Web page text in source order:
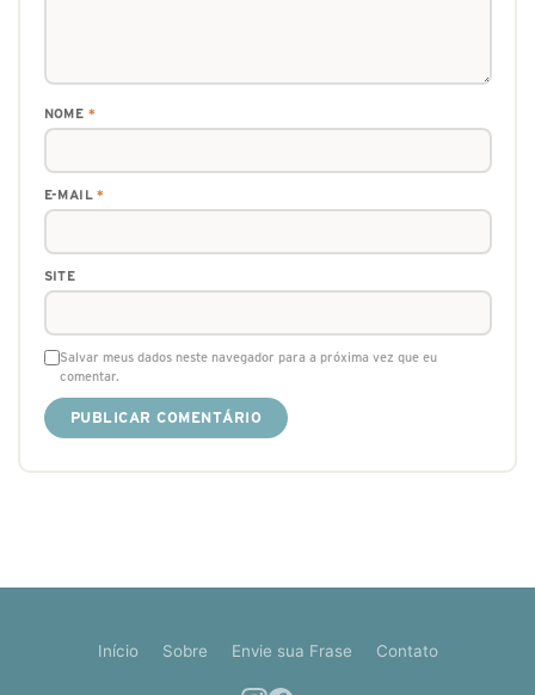
NOME *
E-MAIL*
SITE
Salvar meus dados neste navegador para a próxima vez que eu
comentar.
Início Sobre Envie sua Frase Contato